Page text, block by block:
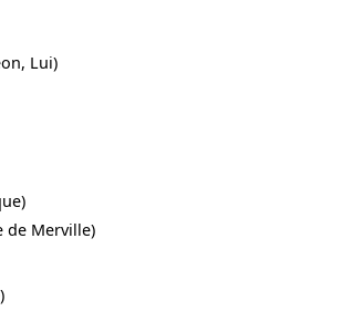
Lui)
de Merville)